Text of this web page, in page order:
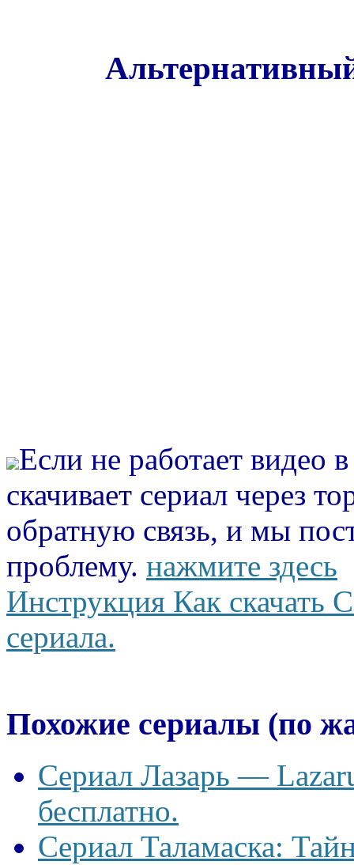
Если не работает видео
скачивает сериал через
обратную связь, и мы
проблему. нажмите здесь
Инструкция Как скачать
сериала.
Похожие сериалы (по
Сериал Лазарь —
бесплатно.
Сериал Таламаска: